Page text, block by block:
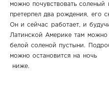
можно почувствовать соленый
претерпел два рождения, его
Он и сейчас работает, и
Латинской Америке там можно
белой соленой пустыни.
можно остановится на ночь
ниже.